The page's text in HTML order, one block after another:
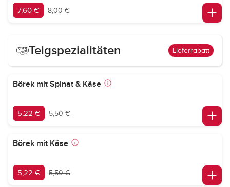
7,60 € 8,00 €
Teigspezialitäten Lieferrabatt
Börek mit Spinat & Käse
5,22 € 5,50 €
Börek mit Käse
5,22 € 5,50 €